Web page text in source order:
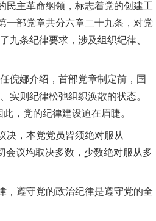
主革命纲领，标志着党的创建工
一部党章共分六章二十九条，对党
九条纪律要求，涉及组织纪律、
倪娜介绍，首部党章制定前，国
实则纪律松弛组织涣散的状态。
，党的纪律建设迫在眉睫。
，本党党员皆须绝对服从
会议均取决多数，少数绝对服从多
遵守党的政治纪律是遵守党的全